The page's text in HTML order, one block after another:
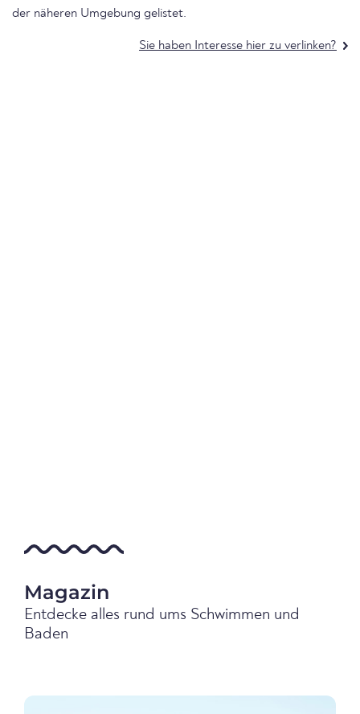
der näheren Umgebung gelistet.
Sie haben Interesse hier zu verlinken?
Magazin
Entdecke alles rund ums Schwimmen und
Baden